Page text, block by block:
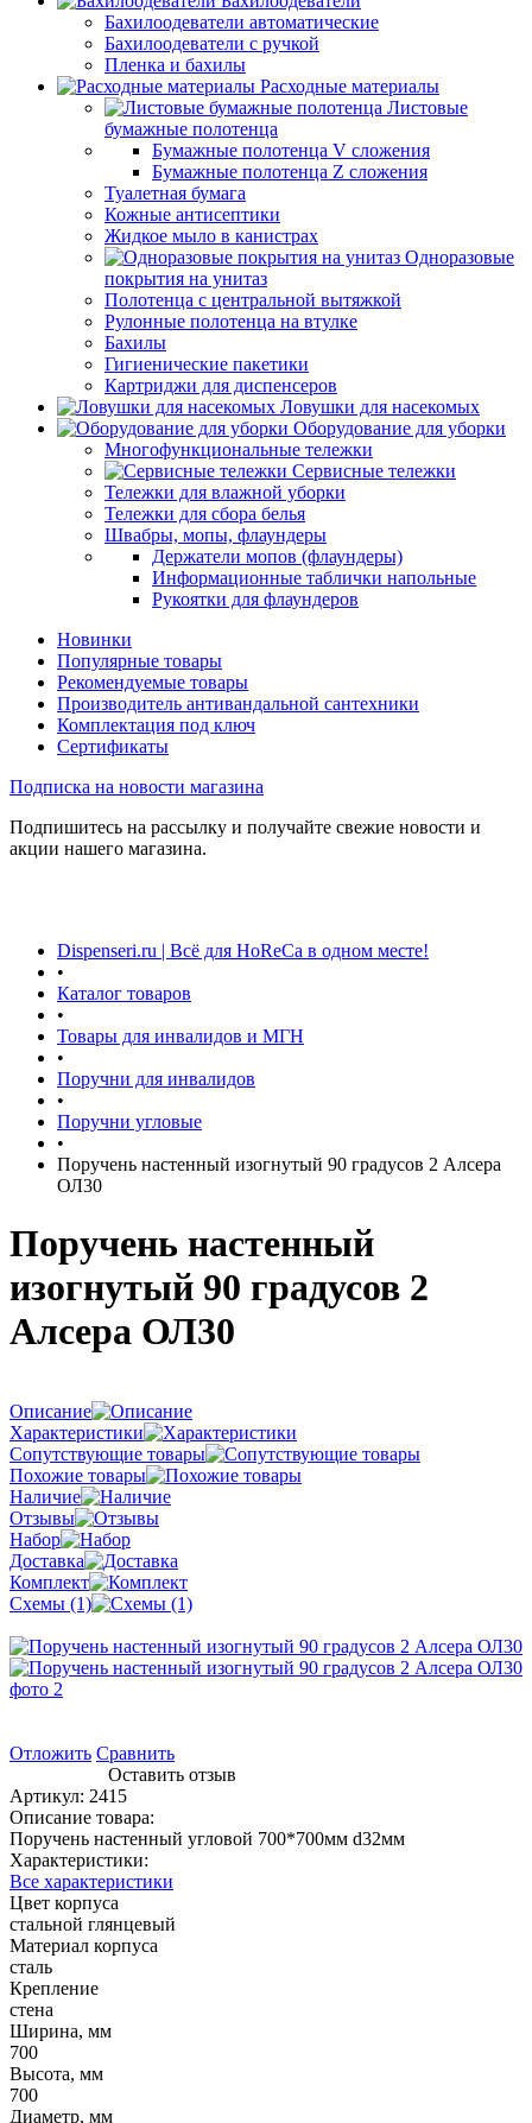
Бахилоодеватели автоматические
Бахилоодеватели с ручкой
Пленка и бахилы
Расходные материалы
Листовые
бумажные полотенца
Бумажные полотенца V сложения
Бумажные полотенца Z сложения
Туалетная бумага
Кожные антисептики
Жидкое мыло в канистрах
Одноразовые
покрытия на унитаз
Полотенца с центральной вытяжкой
Рулонные полотенца на втулке
Бахилы
Гигиенические пакетики
Картриджи для диспенсеров
Ловушки для насекомых
Оборудование для уборки
Многофункциональные тележки
Сервисные тележки
Тележки для влажной уборки
Тележки для сбора белья
Швабры, мопы, флаундеры
Держатели мопов (флаундеры)
Информационные таблички напольные
Рукоятки для флаундеров
Новинки
Популярные товары
Рекомендуемые товары
Производитель антивандальной сантехники
Комплектация под ключ
Сертификаты
Подписка на новости магазина
Подпишитесь на рассылку и получайте свежие новости и
акции нашего магазина.
Dispenseri.ru | Всё для HoReCa в одном месте!
•
Каталог товаров
•
Товары для инвалидов и МГН
•
Поручни для инвалидов
•
Поручни угловые
•
Поручень настенный изогнутый 90 градусов 2 Алсера
ОЛ30
Поручень настенный
изогнутый 90 градусов 2
Алсера ОЛ30
Описание
Характеристики
Сопутствующие товары
Похожие товары
Наличие
Отзывы
Набор
Доставка
Комплект
Схемы (1)
Отложить Сравнить
Оставить отзыв
Артикул: 2415
Описание товара:
Поручень настенный угловой 700*700мм d32мм
Характеристики:
Все характеристики
Цвет корпуса
стальной глянцевый
Материал корпуса
сталь
Крепление
стена
Ширина, мм
700
Высота, мм
700
Диаметр, мм